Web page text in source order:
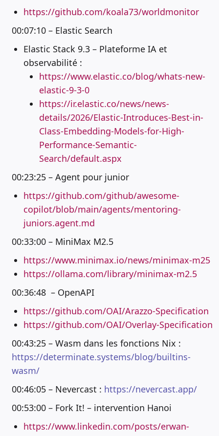
https://github.com/koala73/worldmonitor
00:07:10 – Elastic Search
Elastic Stack 9.3 – Plateforme IA et
observabilité :
https://www.elastic.co/blog/whats-new-
elastic-9-3-0
https://ir.elastic.co/news/news-
details/2026/Elastic-Introduces-Best-in-
Class-Embedding-Models-for-High-
Performance-Semantic-
Search/default.aspx
00:23:25 – Agent pour junior
https://github.com/github/awesome-
copilot/blob/main/agents/mentoring-
juniors.agent.md
00:33:00 – MiniMax M2.5
https://www.minimax.io/news/minimax-m25
https://ollama.com/library/minimax-m2.5
00:36:48 – OpenAPI
https://github.com/OAI/Arazzo-Specification
https://github.com/OAI/Overlay-Specification
00:43:25 – Wasm dans les fonctions Nix :
https://determinate.systems/blog/builtins-
wasm/
00:46:05 – Nevercast : https://nevercast.app/
00:53:00 – Fork It! – intervention Hanoi
https://www.linkedin.com/posts/erwan-